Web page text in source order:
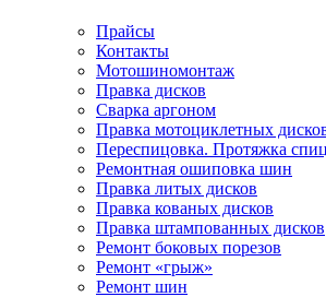
Прайсы
Контакты
Мотошиномонтаж
Правка дисков
Сварка аргоном
Правка мотоциклетных
Переспицовка. Протяжка спиц
Ремонтная ошиповка шин
Правка литых дисков
Правка кованых дисков
Правка штампованных дисков
Ремонт боковых порезов
Ремонт «грыж»
Ремонт шин